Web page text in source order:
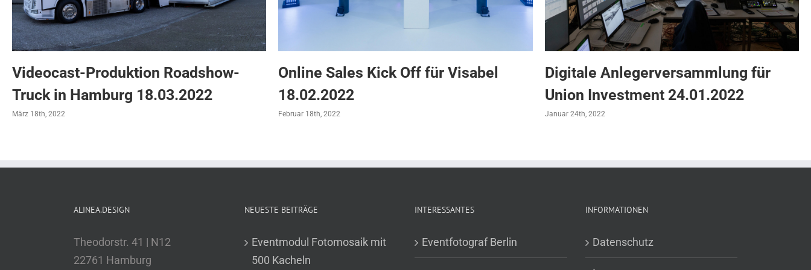
Videocast-Produktion Roadshow-
Truck in Hamburg 18.03.2022
März 18th, 2022
Online Sales Kick Off für Visabel
18.02.2022
Februar 18th, 2022
Digitale Anlegerversammlung für
Union Investment 24.01.2022
Januar 24th, 2022
ALINEA.DESIGN
Theodorstr. 41 | N12
22761 Hamburg
NEUESTE BEITRÄGE
Eventmodul Fotomosaik mit
500 Kacheln
INTERESSANTES
Eventfotograf Berlin
INFORMATIONEN
Datenschutz